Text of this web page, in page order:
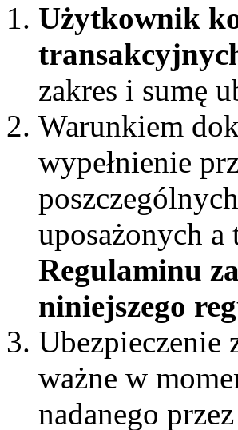
Użytkownik
zakres i sumę
Warunkiem
wypełnienie
uposażonych
Regulaminu
niniejszego
Ubezpieczenie
ważne w
nadanego